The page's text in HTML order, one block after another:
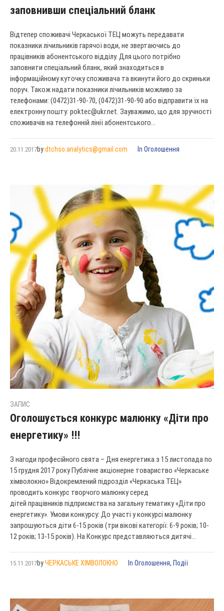
заповнивши спеціальний бланк
Відтепер споживачі Черкаської ТЕЦ можуть передавати
показники лічильників гарячої води, не звертаючись до
працівників абонентського відділу. Для цього потрібно
заповнити спеціальний бланк, який знаходиться в
інформаційному куточку споживача та вкинути його до скриньки
поруч. Також надати показники лічильників можливо за
телефонами: (0472)31-90-70, (0472)31-90-90 або відправити їх на
електронну пошту: poktec@ukr.net. Зауважимо, що для зручності
споживачів на телефонній лінії абонентського...
20.11.2017bydtchso.analytics@gmail.com In Оголошення
ЗАПИС
Оголошується конкурс малюнку «Діти про
енергетику» !!!
З нагоди професійного свята – Дня енергетика з 15 листопада по
15 грудня 2017 року Публічне акціонерне товариство «Черкаське
хімволокно» Відокремлений підрозділ «Черкаська ТЕЦ»
проводить конкурс творчого малюнку серед
дітей працівників підприємства на загальну тематику «Діти про
енергетику». Умови конкурсу: До участі у конкурсі малюнку
запрошуються діти 6-15 років (три вікові категорії: 6-9 років; 10-
12 років; 13-15 років). На Конкурс представляються дитячі...
15.11.2017byЧЕРКАСЬКЕ ХІМВОЛОКНО In Оголошення, Події